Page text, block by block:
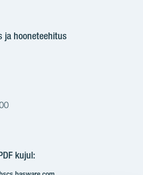
ja hooneteehitus
kujul: